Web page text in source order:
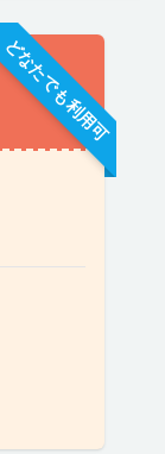
どなたでも利用可